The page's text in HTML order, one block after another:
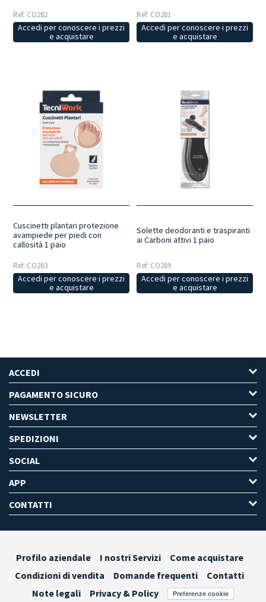
Ref: CO282
Accedi per conoscere i prezzi
e acquistare
Ref: CO281
Accedi per conoscere i prezzi
e acquistare
Cuscinetti plantari protezione
avampiede per piedi con
callosità 1 paio
Ref: CO283
Accedi per conoscere i prezzi
e acquistare
Solette deodoranti e traspiranti
ai Carboni attivi 1 paio
Ref: CO289
Accedi per conoscere i prezzi
e acquistare
ACCEDI
PAGAMENTO SICURO
NEWSLETTER
SPEDIZIONI
SOCIAL
APP
CONTATTI
Profilo aziendale I nostri Servizi
Come acquistare
Condizioni di vendita
Domande frequenti
Contatti
Note legali
Privacy & Policy Preferenze cookie